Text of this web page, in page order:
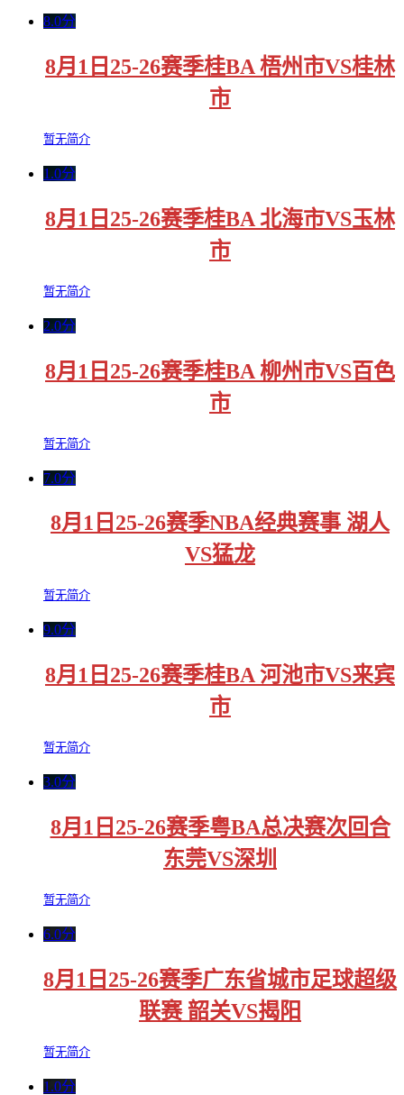
8.0分
8月1日25-26赛季桂BA 梧州市VS桂林
市
暂无简介
1.0分
8月1日25-26赛季桂BA 北海市VS玉林
市
暂无简介
2.0分
8月1日25-26赛季桂BA 柳州市VS百色
市
暂无简介
7.0分
8月1日25-26赛季NBA经典赛事 湖人
VS猛龙
暂无简介
9.0分
8月1日25-26赛季桂BA 河池市VS来宾
市
暂无简介
3.0分
8月1日25-26赛季粤BA总决赛次回合
东莞VS深圳
暂无简介
6.0分
8月1日25-26赛季广东省城市足球超级
联赛 韶关VS揭阳
暂无简介
1.0分